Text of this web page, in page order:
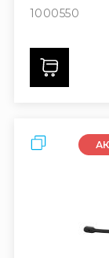
1000550
Порівняти